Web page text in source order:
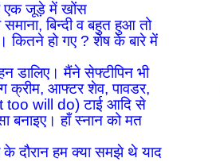
एक जूड़े में खोंस
बिन्दी व बहुत हुआ तो
कितने हो गए ? शेष के बारे में
डालिए। मैंने सेफ्टीपिन भी
क्रीम, आफ्टर शेव, पावडर,
will do) टाई आदि से
बनाइए। हाँ स्नान को मत
के दौरान हम क्या समझे थे याद